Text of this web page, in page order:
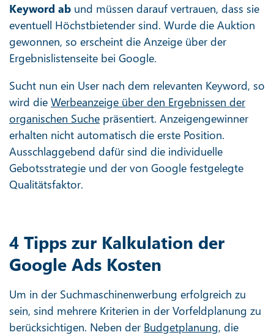
Keyword ab und müssen darauf vertrauen, dass sie
eventuell Höchstbietender sind. Wurde die Auktion
gewonnen, so erscheint die Anzeige über der
Ergebnislistenseite bei Google.
Sucht nun ein User nach dem relevanten Keyword, so
wird die Werbeanzeige über den Ergebnissen der
organischen Suche präsentiert. Anzeigengewinner
erhalten nicht automatisch die erste Position.
Ausschlaggebend dafür sind die individuelle
Gebotsstrategie und der von Google festgelegte
Qualitätsfaktor.
4 Tipps zur Kalkulation der
Google Ads Kosten
Um in der Suchmaschinenwerbung erfolgreich zu
sein, sind mehrere Kriterien in der Vorfeldplanung zu
berücksichtigen. Neben der Budgetplanung, die